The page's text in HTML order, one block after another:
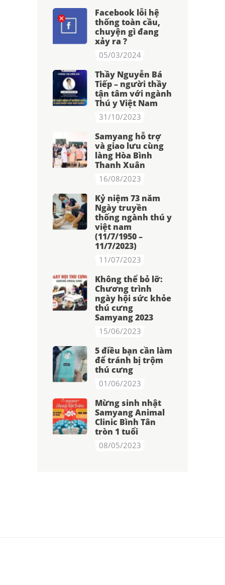
Facebook lỗi hệ
thống toàn cầu,
chuyện gì đang
xảy ra ?
05/03/2024
Thầy Nguyễn Bá
Tiếp – người thầy
tận tâm với ngành
Thú y Việt Nam
31/10/2023
Samyang hỗ trợ
và giao lưu cùng
làng Hòa Bình
Thanh Xuân
16/08/2023
Kỷ niệm 73 năm
Ngày truyền
thống ngành thú y
việt nam
(11/7/1950 –
11/7/2023)
11/07/2023
Không thể bỏ lỡ:
Chương trình
ngày hội sức khỏe
thú cưng
Samyang 2023
15/06/2023
5 điều bạn cần làm
để tránh bị trộm
thú cưng
01/06/2023
Mừng sinh nhật
Samyang Animal
Clinic Bình Tân
tròn 1 tuổi
08/05/2023